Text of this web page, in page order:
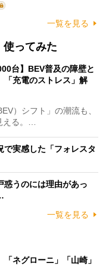
一覧を見る
使ってみた
台】BEV普及の障壁と
「充電のストレス」解
）シフト」の潮流も、
える。…
で実感した「フォレスタ
惑うのには理由があっ
一覧を見る
「ネグローニ」「山崎」